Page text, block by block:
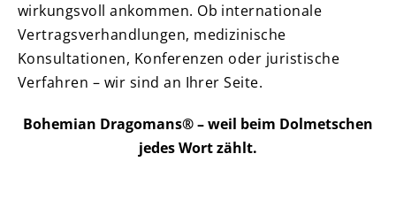
wirkungsvoll ankommen. Ob internationale
Vertragsverhandlungen, medizinische
Konsultationen, Konferenzen oder juristische
Verfahren – wir sind an Ihrer Seite.
Bohemian Dragomans® – weil beim Dolmetschen
jedes Wort zählt.